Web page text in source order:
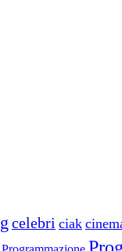
celebri ciak